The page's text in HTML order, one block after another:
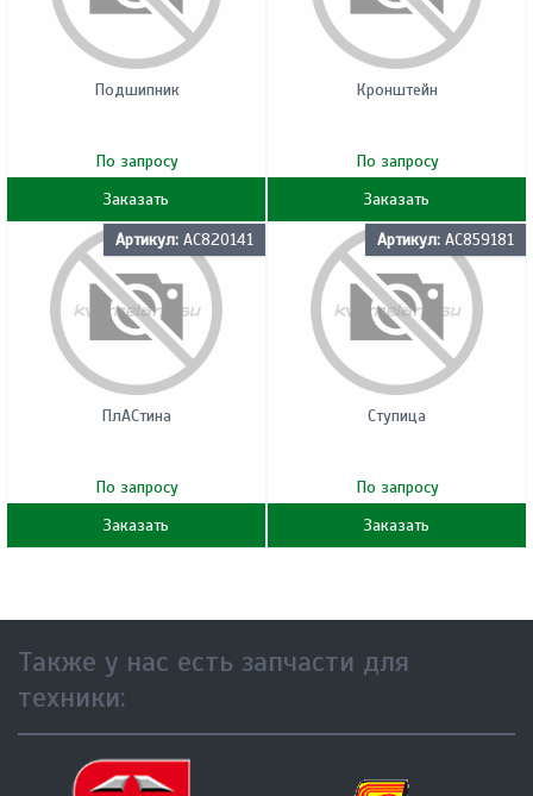
Подшипник
По запросу
Заказать
Кронштейн
По запросу
Заказать
Артикул: AC820141
ПлACтина
По запросу
Заказать
Артикул: AC859181
Ступица
По запросу
Заказать
Также у нас есть запчасти для
техники: